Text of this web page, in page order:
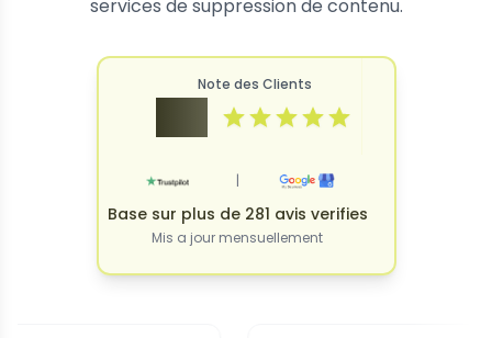
services de suppression de contenu.
Note des Clients
|
Base sur plus de 281 avis verifies
Mis a jour mensuellement